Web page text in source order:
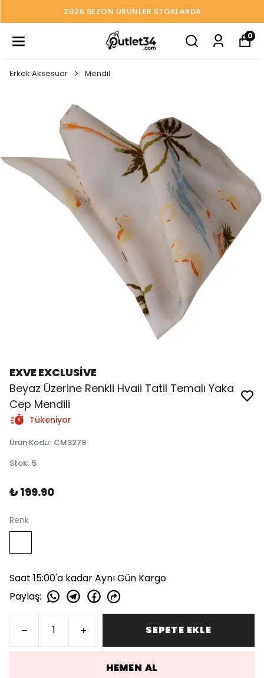
2026 SEZON ÜRÜNLER STOKLARDA
0
Erkek Aksesuar Mendil
EXVE EXCLUSİVE
Beyaz Üzerine Renkli Hvaii Tatil Temalı Yaka
Cep Mendili
Tükeniyor
Ürün Kodu: CM3279
Stok: 5
₺ 199.90
Renk
Saat 15:00'a kadar Aynı Gün Kargo
Paylaş:
SEPETE EKLE
HEMEN AL